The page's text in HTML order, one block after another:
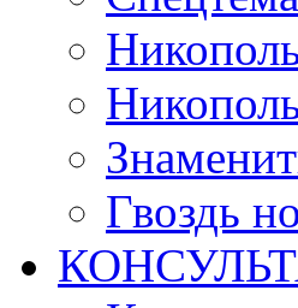
Гвоздь